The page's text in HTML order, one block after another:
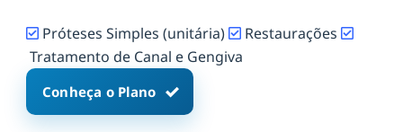
Próteses Simples (unitária)
Restaurações
Tratamento de Canal e Gengiva
Conheça o Plano